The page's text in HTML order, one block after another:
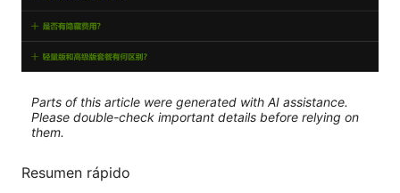
Parts of this article were generated with AI assistance.
Please double-check important details before relying on
them.
Resumen rápido